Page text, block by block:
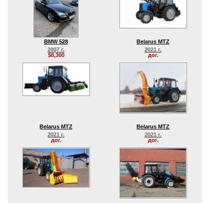
BMW 528
2007 г.
$8,300
Belarus MTZ
2021 г.
дог.
Belarus MTZ
2021 г.
дог.
Belarus MTZ
2021 г.
дог.